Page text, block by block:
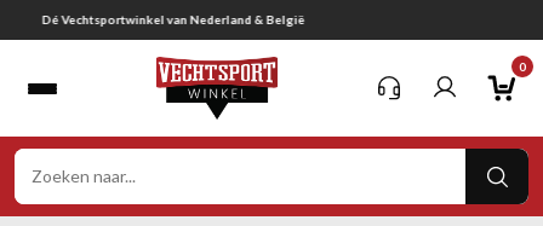
naar
Gratis verzending vanaf € 75,-
0